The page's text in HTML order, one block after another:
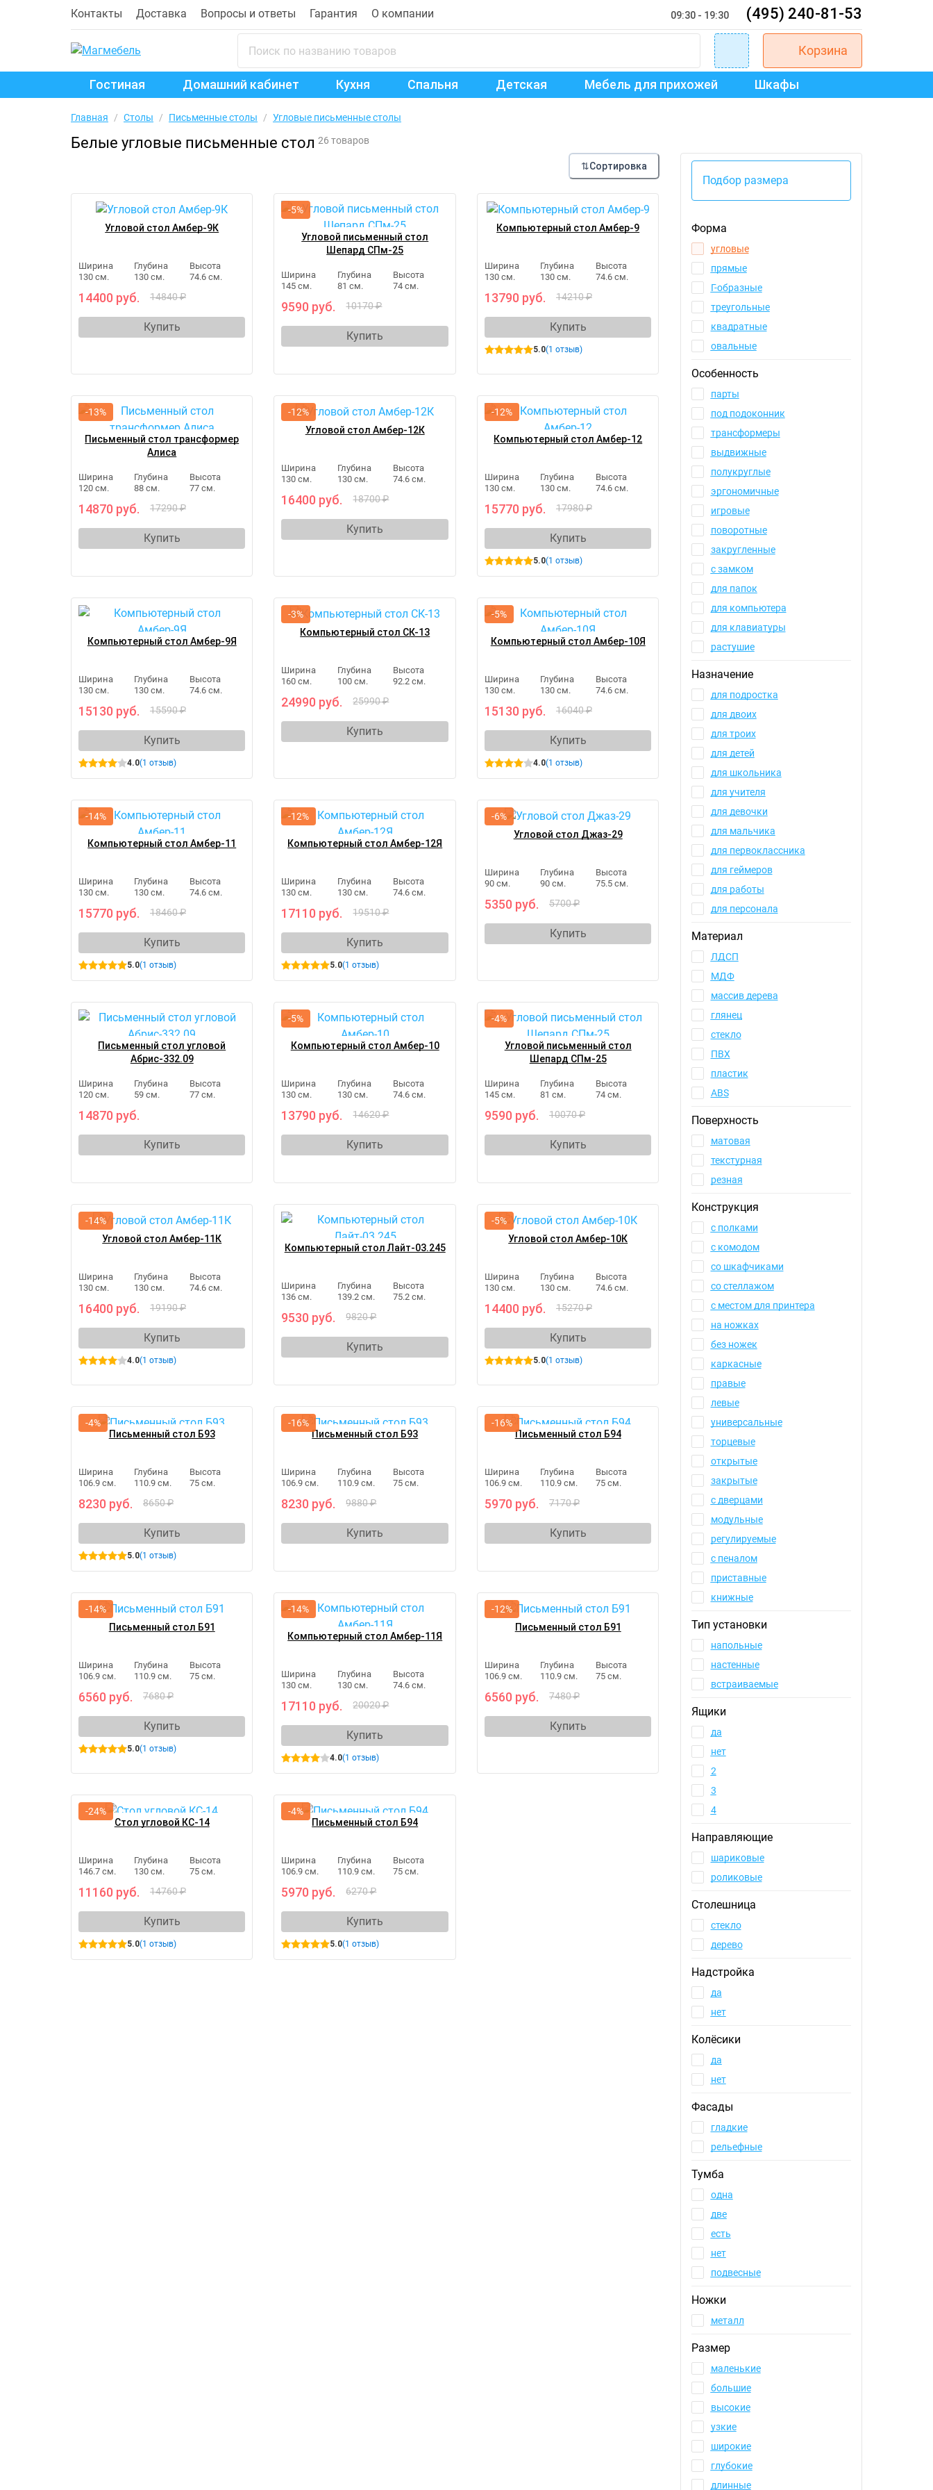
Контакты Доставка Вопросы и ответы Гарантия О компании 09:30 - 19:30 (495) 240-81-53
Корзина
Гостиная Домашний кабинет Кухня Спальня Детская Мебель для прихожей Шкафы
Главная / Столы / Письменные столы / Угловые письменные столы
Белые угловые письменные стол 26 товаров
⇅Сортировка
Угловой стол Амбер-9К
Ширина
130 см.
Глубина
130 см.
Высота
74.6 см.
14400 руб. 14840 ₽
Купить
Угловой письменный стол
Шепард СПм-25
Ширина
145 см.
Глубина
81 см.
Высота
74 см.
9590 руб. 10170 ₽
Купить
-5%
Компьютерный стол Амбер-9
Ширина
130 см.
Глубина
130 см.
Высота
74.6 см.
13790 руб. 14210 ₽
Купить
5.0(1 отзыв)
Письменный стол трансформер
Алиса
Ширина
120 см.
Глубина
88 см.
Высота
77 см.
14870 руб. 17290 ₽
Купить
-13%
Угловой стол Амбер-12К
Ширина
130 см.
Глубина
130 см.
Высота
74.6 см.
16400 руб. 18700 ₽
Купить
-12%
Компьютерный стол Амбер-12
Ширина
130 см.
Глубина
130 см.
Высота
74.6 см.
15770 руб. 17980 ₽
Купить
5.0(1 отзыв)
-12%
Компьютерный стол Амбер-9Я
Ширина
130 см.
Глубина
130 см.
Высота
74.6 см.
15130 руб. 15590 ₽
Купить
4.0(1 отзыв)
Компьютерный стол СК-13
Ширина
160 см.
Глубина
100 см.
Высота
92.2 см.
24990 руб. 25990 ₽
Купить
-3%
Компьютерный стол Амбер-10Я
Ширина
130 см.
Глубина
130 см.
Высота
74.6 см.
15130 руб. 16040 ₽
Купить
4.0(1 отзыв)
-5%
Компьютерный стол Амбер-11
Ширина
130 см.
Глубина
130 см.
Высота
74.6 см.
15770 руб. 18460 ₽
Купить
5.0(1 отзыв)
-14%
Компьютерный стол Амбер-12Я
Ширина
130 см.
Глубина
130 см.
Высота
74.6 см.
17110 руб. 19510 ₽
Купить
5.0(1 отзыв)
-12%
Угловой стол Джаз-29
Ширина
90 см.
Глубина
90 см.
Высота
75.5 см.
5350 руб. 5700 ₽
Купить
-6%
Письменный стол угловой
Абрис-332.09
Ширина
120 см.
Глубина
59 см.
Высота
77 см.
14870 руб.
Купить
Компьютерный стол Амбер-10
Ширина
130 см.
Глубина
130 см.
Высота
74.6 см.
13790 руб. 14620 ₽
Купить
-5%
Угловой письменный стол
Шепард СПм-25
Ширина
145 см.
Глубина
81 см.
Высота
74 см.
9590 руб. 10070 ₽
Купить
-4%
Угловой стол Амбер-11К
Ширина
130 см.
Глубина
130 см.
Высота
74.6 см.
16400 руб. 19190 ₽
Купить
4.0(1 отзыв)
-14%
Компьютерный стол Лайт-03.245
Ширина
136 см.
Глубина
139.2 см.
Высота
75.2 см.
9530 руб. 9820 ₽
Купить
Угловой стол Амбер-10К
Ширина
130 см.
Глубина
130 см.
Высота
74.6 см.
14400 руб. 15270 ₽
Купить
5.0(1 отзыв)
-5%
Письменный стол Б93
Ширина
106.9 см.
Глубина
110.9 см.
Высота
75 см.
8230 руб. 8650 ₽
Купить
5.0(1 отзыв)
-4%
Письменный стол Б93
Ширина
106.9 см.
Глубина
110.9 см.
Высота
75 см.
8230 руб. 9880 ₽
Купить
-16%
Письменный стол Б94
Ширина
106.9 см.
Глубина
110.9 см.
Высота
75 см.
5970 руб. 7170 ₽
Купить
-16%
Письменный стол Б91
Ширина
106.9 см.
Глубина
110.9 см.
Высота
75 см.
6560 руб. 7680 ₽
Купить
5.0(1 отзыв)
-14%
Компьютерный стол Амбер-11Я
Ширина
130 см.
Глубина
130 см.
Высота
74.6 см.
17110 руб. 20020 ₽
Купить
4.0(1 отзыв)
-14%
Письменный стол Б91
Ширина
106.9 см.
Глубина
110.9 см.
Высота
75 см.
6560 руб. 7480 ₽
Купить
-12%
Стол угловой КС-14
Ширина
146.7 см.
Глубина
130 см.
Высота
75 см.
11160 руб. 14760 ₽
Купить
5.0(1 отзыв)
-24%
Письменный стол Б94
Ширина
106.9 см.
Глубина
110.9 см.
Высота
75 см.
5970 руб. 6270 ₽
Купить
5.0(1 отзыв)
-4%
Подбор размера
Форма
угловые
прямые
Г-образные
треугольные
квадратные
овальные
Особенность
парты
под подоконник
трансформеры
выдвижные
полукруглые
эргономичные
игровые
поворотные
закругленные
с замком
для папок
для компьютера
для клавиатуры
растушие
Назначение
для подростка
для двоих
для троих
для детей
для школьника
для учителя
для девочки
для мальчика
для первоклассника
для геймеров
для работы
для персонала
Материал
ЛДСП
МДФ
массив дерева
глянец
стекло
ПВХ
пластик
ABS
Поверхность
матовая
текстурная
резная
Конструкция
с полками
с комодом
со шкафчиками
со стеллажом
с местом для принтера
на ножках
без ножек
каркасные
правые
левые
универсальные
торцевые
открытые
закрытые
с дверцами
модульные
регулируемые
с пеналом
приставные
книжные
Тип установки
напольные
настенные
встраиваемые
Ящики
да
нет
2
3
4
Направляющие
шариковые
роликовые
Столешница
стекло
дерево
Надстройка
да
нет
Колёсики
да
нет
Фасады
гладкие
рельефные
Тумба
одна
две
есть
нет
подвесные
Ножки
металл
Размер
маленькие
большие
высокие
узкие
широкие
глубокие
длинные